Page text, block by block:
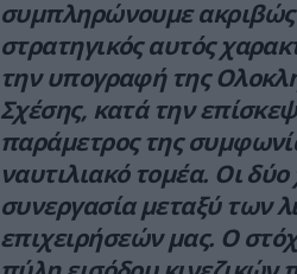
συμπληρώνουμε ακριβώς
στρατηγικός αυτός
την υπογραφή της
Σχέσης, κατά την
παράμετρος της
ναυτιλιακό τομέα. Οι
συνεργασία μεταξύ των
επιχειρήσεών μας. Ο